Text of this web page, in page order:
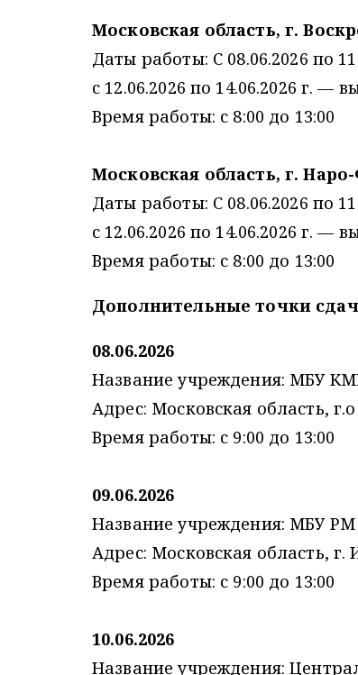
Московская область, г.
Даты работы: С 08.06.2026 по
с 12.06.2026 по 14.06.2026 г. —
Время работы: с 8:00 до 13:00
Московская область, г.
Даты работы: С 08.06.2026 по
с 12.06.2026 по 14.06.2026 г. —
Время работы: с 8:00 до 13:00
Дополнительные точки
08.06.2026
Название учреждения: МБУ
Адрес: Московская область,
Время работы: с 9:00 до 13:00
09.06.2026
Название учреждения: МБУ
Адрес: Московская область, г.
Время работы: с 9:00 до 13:00
10.06.2026
Название учреждения: